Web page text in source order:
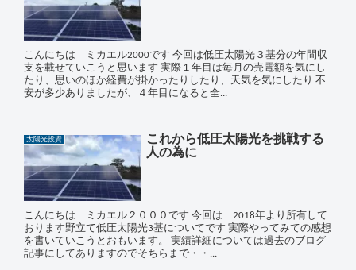
こんにちは ミカエル2000です 今回は低圧太陽光３基分の年間収
支を載せていこうと思います 実際１年目は毎月の売電額を気にし
たり、思いのほか経費が掛かったりしたり、天気を気にしたり 不
安が多少ありましたが、４年目になると全...
太陽光投資
これから低圧太陽光を挑戦する
人の為に
こんにちは ミカエル２０００です 今回は 2018年より所有して
おります野立て低圧太陽光3基についてです 実際やってみての感想
を書いていこうとおもいます。 実績詳細については過去のブログ
記事にしてありますのでそちらまで・・...